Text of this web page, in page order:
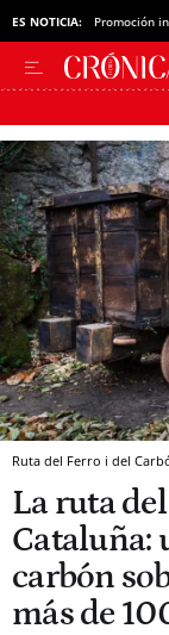
ES NOTICIA: Promoción
Ruta del Ferro i del
La ruta
Cataluña:
carbón
más de